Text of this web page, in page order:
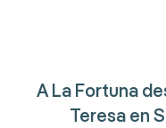
A La Fortuna
Teresa en